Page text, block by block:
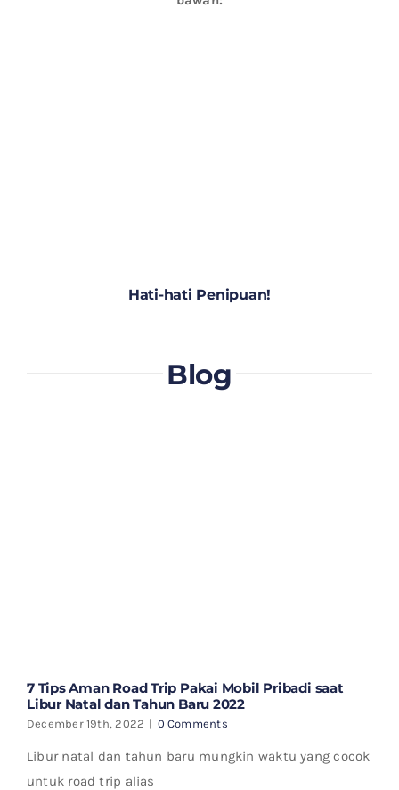
Hati-hati Penipuan!
Blog
7 Tips Aman Road Trip Pakai Mobil Pribadi saat
Libur Natal dan Tahun Baru 2022
December 19th, 2022 | 0 Comments
Libur natal dan tahun baru mungkin waktu yang cocok
untuk road trip alias